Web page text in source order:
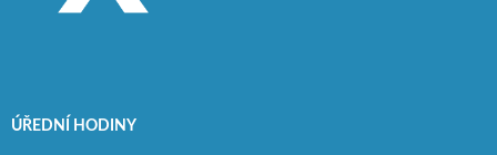
ÚŘEDNÍ HODINY